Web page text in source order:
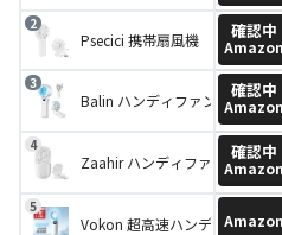
Psecici 携帯扇風機 確認中
Amazon
Balin ハンディファン 確認中
Amazon
Zaahir ハンディファン 3WAY
確認中
Amazon
Vokon 超高速ハンディファン
Amazon